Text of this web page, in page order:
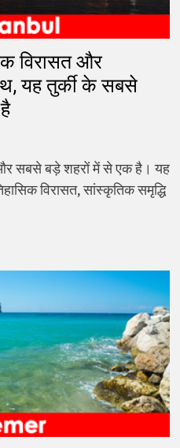
विरासत और
यह तुर्की के सबसे
सबसे बड़े शहरों में से एक है। यह
विरासत, सांस्कृतिक समृद्धि